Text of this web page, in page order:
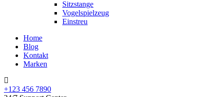
Sitzstange
Vogelspielzeug
Einstreu
Home
Blog
Kontakt
Marken
+123 456 7890